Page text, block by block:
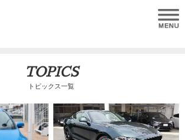
TOPICS
トピックス一覧